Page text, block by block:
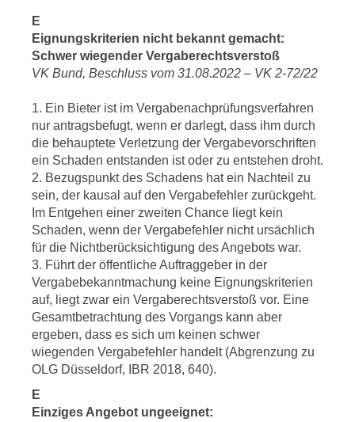
E
Eignungskriterien nicht bekannt gemacht:
Schwer wiegender Vergaberechtsverstoß
VK Bund, Beschluss vom 31.08.2022 – VK 2-72/22
1. Ein Bieter ist im Vergabenachprüfungsverfahren
nur antragsbefugt, wenn er darlegt, dass ihm durch
die behauptete Verletzung der Vergabevorschriften
ein Schaden entstanden ist oder zu entstehen droht.
2. Bezugspunkt des Schadens hat ein Nachteil zu
sein, der kausal auf den Vergabefehler zurückgeht.
Im Entgehen einer zweiten Chance liegt kein
Schaden, wenn der Vergabefehler nicht ursächlich
für die Nichtberücksichtigung des Angebots war.
3. Führt der öffentliche Auftraggeber in der
Vergabebekanntmachung keine Eignungskriterien
auf, liegt zwar ein Vergaberechtsverstoß vor. Eine
Gesamtbetrachtung des Vorgangs kann aber
ergeben, dass es sich um keinen schwer
wiegenden Vergabefehler handelt (Abgrenzung zu
OLG Düsseldorf, IBR 2018, 640).
E
Einziges Angebot ungeeignet: